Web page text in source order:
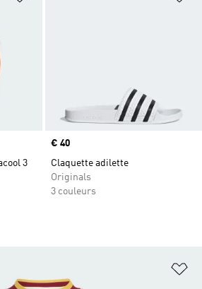
3
Prix
€ 40
Claquette adilette
Originals
3 couleurs